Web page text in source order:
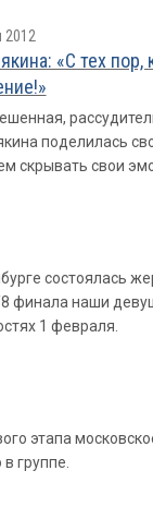
2012
«С тех
поделилась
скрывать свои
состоялась
финала наши
1 февраля.
этапа
группе.